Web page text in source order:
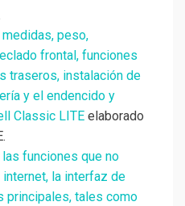
peso,
frontal, funciones
traseros, instalación de
y el endencido y
Classic LITE elaborado
funciones que no
la interfaz de
principales, tales como